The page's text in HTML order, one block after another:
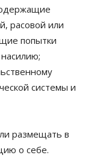
расовой или
попытки
системы и
размещать в
о себе.